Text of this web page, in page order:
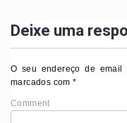
Deixe uma
O seu endereço de email
marcados com*
Comment